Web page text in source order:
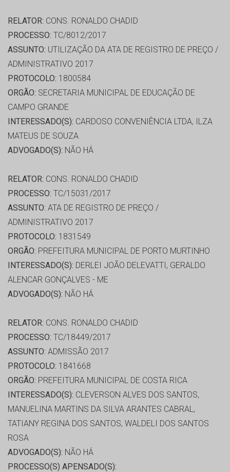
RELATOR: CONS. RONALDO CHADID
PROCESSO: TC/8012/2017
ASSUNTO: UTILIZAÇÃO DA ATA DE REGISTRO DE PREÇO /
ADMINISTRATIVO 2017
PROTOCOLO: 1800584
ORGÃO: SECRETARIA MUNICIPAL DE EDUCAÇÃO DE
CAMPO GRANDE
INTERESSADO(S): CARDOSO CONVENIÊNCIA LTDA, ILZA
MATEUS DE SOUZA
ADVOGADO(S): NÃO HÁ
RELATOR: CONS. RONALDO CHADID
PROCESSO: TC/15031/2017
ASSUNTO: ATA DE REGISTRO DE PREÇO /
ADMINISTRATIVO 2017
PROTOCOLO: 1831549
ORGÃO: PREFEITURA MUNICIPAL DE PORTO MURTINHO
INTERESSADO(S): DERLEI JOÃO DELEVATTI, GERALDO
ALENCAR GONÇALVES - ME
ADVOGADO(S): NÃO HÁ
RELATOR: CONS. RONALDO CHADID
PROCESSO: TC/18449/2017
ASSUNTO: ADMISSÃO 2017
PROTOCOLO: 1841668
ORGÃO: PREFEITURA MUNICIPAL DE COSTA RICA
INTERESSADO(S): CLEVERSON ALVES DOS SANTOS,
MANUELINA MARTINS DA SILVA ARANTES CABRAL,
TATIANY REGINA DOS SANTOS, WALDELI DOS SANTOS
ROSA
ADVOGADO(S): NÃO HÁ
PROCESSO(S) APENSADO(S):